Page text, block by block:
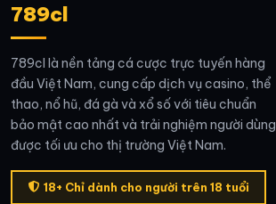
789cl
789cl là nền tảng cá cược trực tuyến hàng
đầu Việt Nam, cung cấp dịch vụ casino, thể
thao, nổ hũ, đá gà và xổ số với tiêu chuẩn
bảo mật cao nhất và trải nghiệm người dùng
được tối ưu cho thị trường Việt Nam.
18+ Chỉ dành cho người trên 18 tuổi